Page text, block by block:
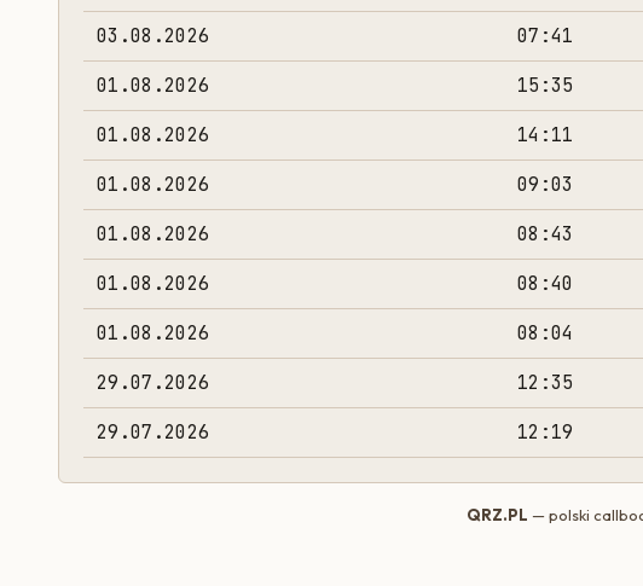
03.08.2026 07:41
01.08.2026 15:35
01.08.2026 14:11
01.08.2026 09:03
01.08.2026 08:43
01.08.2026 08:40
01.08.2026 08:04
29.07.2026 12:35
29.07.2026 12:19
QRZ.PL — polski